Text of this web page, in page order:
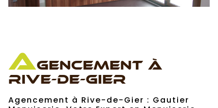
AGENCEMENT À
RIVE-DE-GIER
Agencement à Rive-de-Gier : Gautier